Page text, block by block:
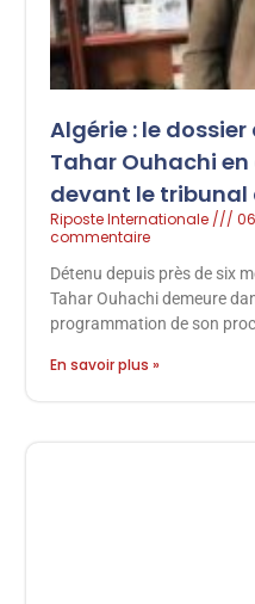
Algérie : le
Tahar Ouhachi
devant le tribunal
Riposte Internationale
commentaire
Détenu depuis près de six
Tahar Ouhachi demeure
programmation de son
En savoir plus »